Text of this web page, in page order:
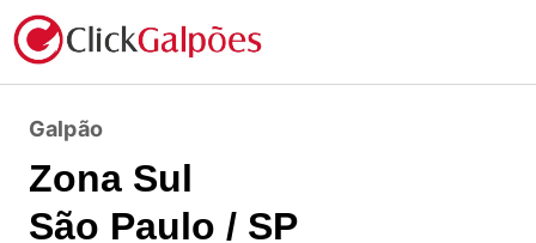
Galpão
Zona Sul
São Paulo / SP